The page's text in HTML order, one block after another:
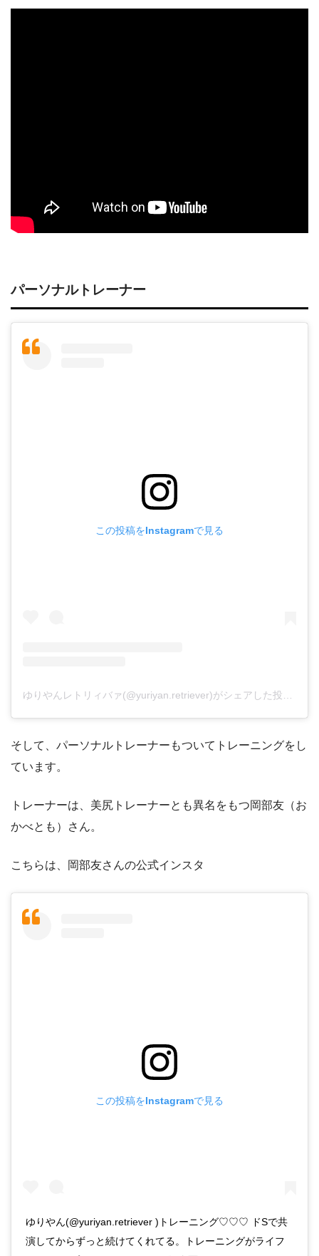
パーソナルトレーナー
この投稿をInstagramで見る
そして、パーソナルトレーナーもついてトレーニングをし
ています。
トレーナーは、美尻トレーナーとも異名をもつ岡部友（お
かべとも）さん。
こちらは、岡部友さんの公式インスタ
この投稿をInstagramで見る
ゆりやん(@yuriyan.retriever )トレーニング♡♡♡ ドSで共
演してからずっと続けてくれてる。トレーニングがライフ